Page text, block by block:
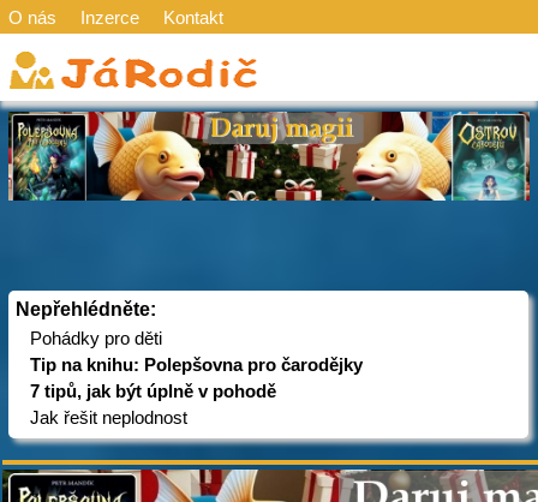
O nás Inzerce Kontakt
Nepřehlédněte:
Pohádky pro děti
Tip na knihu: Polepšovna pro čarodějky
7 tipů, jak být úplně v pohodě
Jak řešit neplodnost